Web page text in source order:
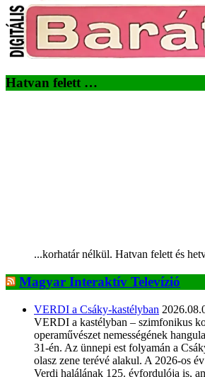
Hatvan felett …
...korhatár nélkül. Hatvan felett és
Magyar Interaktív Televízió
VERDI a Csáky-kastélyban
VERDI a kastélyban – szimfonikus
operaművészet nemességének
31-én. Az ünnepi est folyamán a
olasz zene terévé alakul. A 2026-os
Verdi halálának 125. évfordulója is,